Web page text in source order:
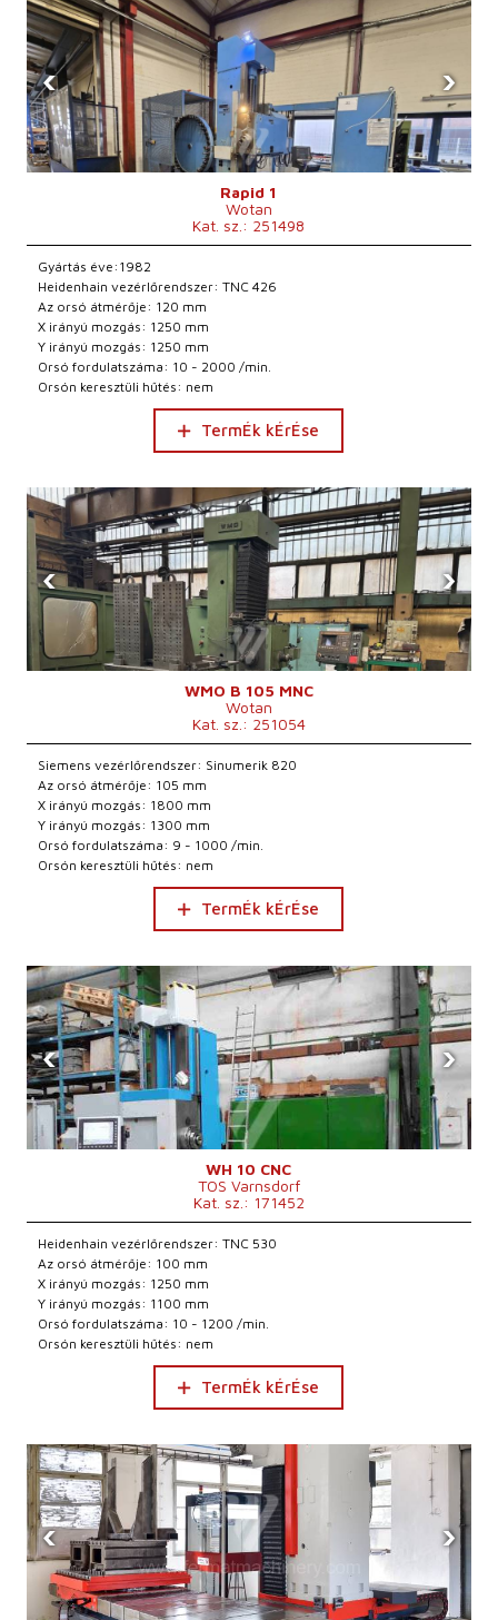
‹ ›
Rapid 1
Wotan
Kat. sz.: 251498
Gyártás éve:1982
Heidenhain vezérlőrendszer: TNC 426
Az orsó átmérője: 120 mm
X irányú mozgás: 1250 mm
Y irányú mozgás: 1250 mm
Orsó fordulatszáma: 10 - 2000 /min.
Orsón keresztüli hűtés: nem
TermÉk kÉrÉse
‹ ›
WMO B 105 MNC
Wotan
Kat. sz.: 251054
Siemens vezérlőrendszer: Sinumerik 820
Az orsó átmérője: 105 mm
X irányú mozgás: 1800 mm
Y irányú mozgás: 1300 mm
Orsó fordulatszáma: 9 - 1000 /min.
Orsón keresztüli hűtés: nem
TermÉk kÉrÉse
‹ ›
WH 10 CNC
TOS Varnsdorf
Kat. sz.: 171452
Heidenhain vezérlőrendszer: TNC 530
Az orsó átmérője: 100 mm
X irányú mozgás: 1250 mm
Y irányú mozgás: 1100 mm
Orsó fordulatszáma: 10 - 1200 /min.
Orsón keresztüli hűtés: nem
TermÉk kÉrÉse
‹ ›